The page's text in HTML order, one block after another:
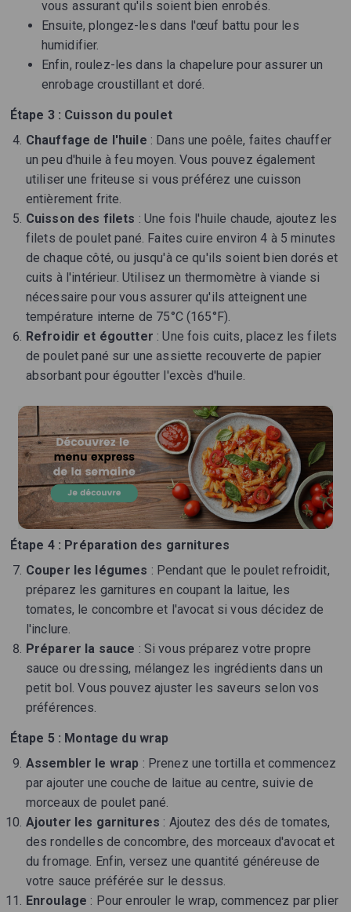
vous assurant qu'ils soient bien enrobés.
Ensuite, plongez-les dans l'œuf battu pour les
humidifier.
Enfin, roulez-les dans la chapelure pour assurer un
enrobage croustillant et doré.
Étape 3 : Cuisson du poulet
Chauffage de l'huile : Dans une poêle, faites chauffer
un peu d'huile à feu moyen. Vous pouvez également
utiliser une friteuse si vous préférez une cuisson
entièrement frite.
Cuisson des filets : Une fois l'huile chaude, ajoutez les
filets de poulet pané. Faites cuire environ 4 à 5 minutes
de chaque côté, ou jusqu'à ce qu'ils soient bien dorés et
cuits à l'intérieur. Utilisez un thermomètre à viande si
nécessaire pour vous assurer qu'ils atteignent une
température interne de 75°C (165°F).
Refroidir et égoutter : Une fois cuits, placez les filets
de poulet pané sur une assiette recouverte de papier
absorbant pour égoutter l'excès d'huile.
Étape 4 : Préparation des garnitures
Couper les légumes : Pendant que le poulet refroidit,
préparez les garnitures en coupant la laitue, les
tomates, le concombre et l'avocat si vous décidez de
l'inclure.
Préparer la sauce : Si vous préparez votre propre
sauce ou dressing, mélangez les ingrédients dans un
petit bol. Vous pouvez ajuster les saveurs selon vos
préférences.
Étape 5 : Montage du wrap
Assembler le wrap : Prenez une tortilla et commencez
par ajouter une couche de laitue au centre, suivie de
morceaux de poulet pané.
Ajouter les garnitures : Ajoutez des dés de tomates,
des rondelles de concombre, des morceaux d'avocat et
du fromage. Enfin, versez une quantité généreuse de
votre sauce préférée sur le dessus.
Enroulage : Pour enrouler le wrap, commencez par plier